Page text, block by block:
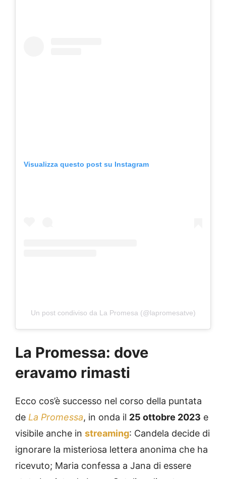
Visualizza questo post su Instagram
Un post condiviso da La Promesa (@lapromesatve)
La Promessa: dove
eravamo rimasti
Ecco cos’è successo nel corso della puntata
de La Promessa, in onda il 25 ottobre 2023 e
visibile anche in streaming: Candela decide di
ignorare la misteriosa lettera anonima che ha
ricevuto; Maria confessa a Jana di essere